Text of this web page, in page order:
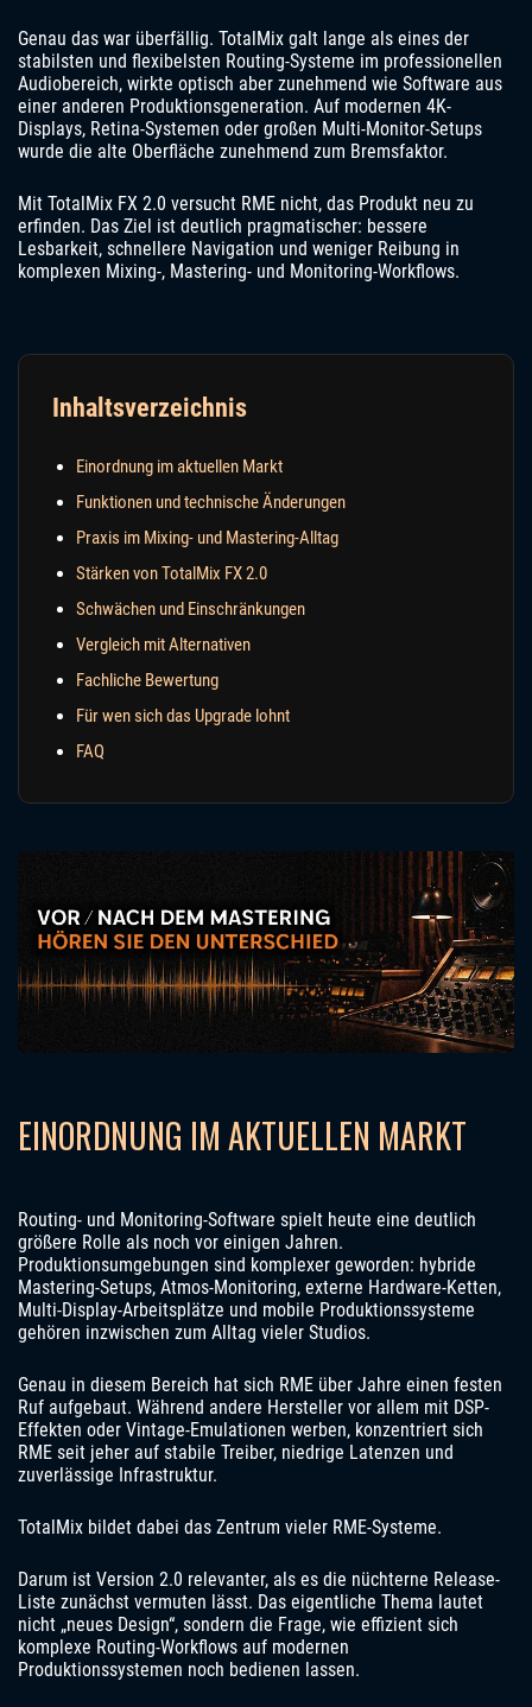
Genau das war überfällig. TotalMix galt lange als eines der
stabilsten und flexibelsten Routing-Systeme im professionellen
Audiobereich, wirkte optisch aber zunehmend wie Software aus
einer anderen Produktionsgeneration. Auf modernen 4K-
Displays, Retina-Systemen oder großen Multi-Monitor-Setups
wurde die alte Oberfläche zunehmend zum Bremsfaktor.
Mit TotalMix FX 2.0 versucht RME nicht, das Produkt neu zu
erfinden. Das Ziel ist deutlich pragmatischer: bessere
Lesbarkeit, schnellere Navigation und weniger Reibung in
komplexen Mixing-, Mastering- und Monitoring-Workflows.
Inhaltsverzeichnis
Einordnung im aktuellen Markt
Funktionen und technische Änderungen
Praxis im Mixing- und Mastering-Alltag
Stärken von TotalMix FX 2.0
Schwächen und Einschränkungen
Vergleich mit Alternativen
Fachliche Bewertung
Für wen sich das Upgrade lohnt
FAQ
EINORDNUNG IM AKTUELLEN MARKT
Routing- und Monitoring-Software spielt heute eine deutlich
größere Rolle als noch vor einigen Jahren.
Produktionsumgebungen sind komplexer geworden: hybride
Mastering-Setups, Atmos-Monitoring, externe Hardware-Ketten,
Multi-Display-Arbeitsplätze und mobile Produktionssysteme
gehören inzwischen zum Alltag vieler Studios.
Genau in diesem Bereich hat sich RME über Jahre einen festen
Ruf aufgebaut. Während andere Hersteller vor allem mit DSP-
Effekten oder Vintage-Emulationen werben, konzentriert sich
RME seit jeher auf stabile Treiber, niedrige Latenzen und
zuverlässige Infrastruktur.
TotalMix bildet dabei das Zentrum vieler RME-Systeme.
Darum ist Version 2.0 relevanter, als es die nüchterne Release-
Liste zunächst vermuten lässt. Das eigentliche Thema lautet
nicht „neues Design“, sondern die Frage, wie effizient sich
komplexe Routing-Workflows auf modernen
Produktionssystemen noch bedienen lassen.